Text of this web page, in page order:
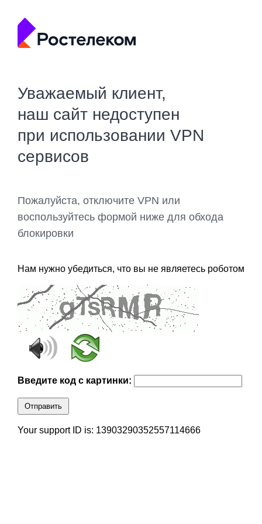
Уважаемый клиент,
наш сайт недоступен
при использовании VPN
сервисов
Пожалуйста, отключите VPN или
воспользуйтесь формой ниже для обхода
блокировки
Нам нужно убедиться, что вы не являетесь роботом
Введите код с картинки:
Отправить
Your support ID is: 13903290352557114666